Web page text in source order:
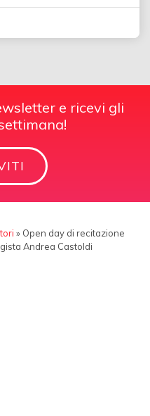
e ricevi gli
» Open day di recitazione
Andrea Castoldi